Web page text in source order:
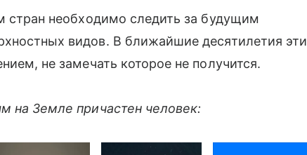
стран необходимо следить за будущим
видов. В ближайшие десятилетия эти
не замечать которое не получится.
на Земле причастен человек: